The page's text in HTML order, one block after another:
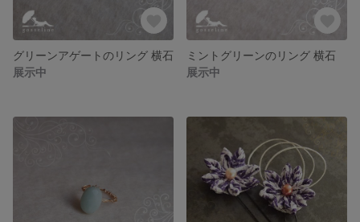
グリーンアゲートのリング 横石
展示中
ミントグリーンのリング 横石
展示中